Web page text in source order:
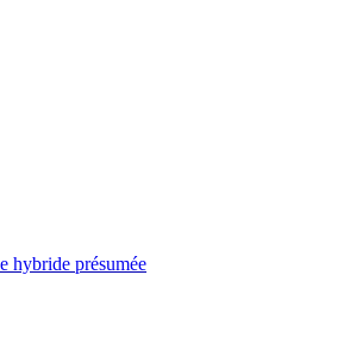
hybride présumée